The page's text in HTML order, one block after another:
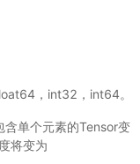
，int32，int64。
单个元素的Tensor变
将变为